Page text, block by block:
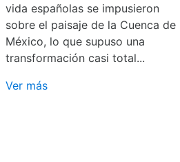
vida españolas se impusieron
sobre el paisaje de la Cuenca de
México, lo que supuso una
transformación casi total...
Ver más